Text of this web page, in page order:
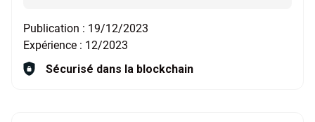
Publication : 19/12/2023
Expérience : 12/2023
Sécurisé dans la blockchain